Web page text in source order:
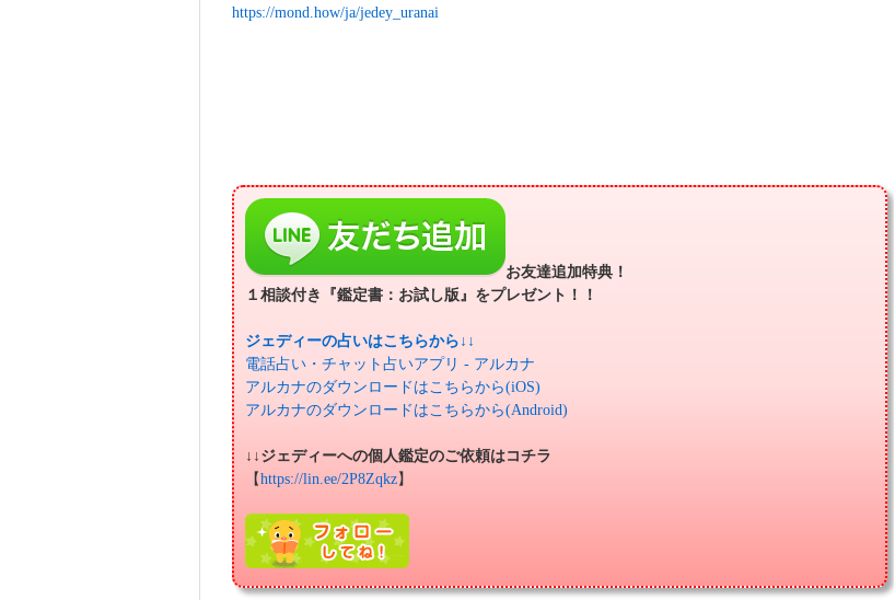
https://mond.how/ja/jedey_uranai
お友達追加特典！
１相談付き『鑑定書：お試し版』をプレゼント！！
ジェディーの占いはこちらから↓↓
電話占い・チャット占いアプリ - アルカナ
アルカナのダウンロードはこちらから(iOS)
アルカナのダウンロードはこちらから(Android)
↓↓ジェディーへの個人鑑定のご依頼はコチラ
【https://lin.ee/2P8Zqkz】